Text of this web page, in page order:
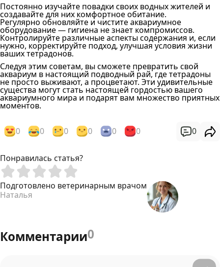
Постоянно изучайте повадки своих водных жителей и
создавайте для них комфортное обитание.
Регулярно обновляйте и чистите аквариумное
оборудование — гигиена не знает компромиссов.
Контролируйте различные аспекты содержания и, если
нужно, корректируйте подход, улучшая условия жизни
ваших тетрадонов.
Следуя этим советам, вы сможете превратить свой
аквариум в настоящий подводный рай, где тетрадоны
не просто выживают, а процветают. Эти удивительные
существа могут стать настоящей гордостью вашего
аквариумного мира и подарят вам множество приятных
моментов.
0 0 0 0 0 0 0
Понравилась статья?
Подготовлено ветеринарным врачом
Наталья
Комментарии0